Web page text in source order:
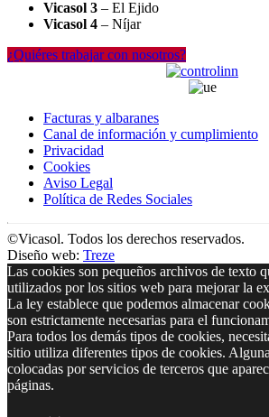
Vicasol 3 – El Ejido
Vicasol 4 – Níjar
¿Quiéres trabajar con nosotros?
Facturas y albaranes
Canal de información y cumplimiento
Privacidad
Cookies
Aviso Legal
Política de Redes Sociales
©Vicasol. Todos los derechos reservados.
Diseño web: Treze
Las cookies son pequeños archivos de texto
utilizados por los sitios web para mejorar la
La ley establece que podemos almacenar
son estrictamente necesarias para el
Para todos los demás tipos de cookies,
sitio utiliza diferentes tipos de cookies.
colocadas por servicios de terceros que
páginas.